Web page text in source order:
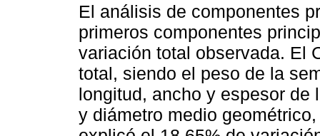
El análisis de componentes
primeros componentes
variación total observada. El
total, siendo el peso de la
longitud, ancho y espesor de
y diámetro medio